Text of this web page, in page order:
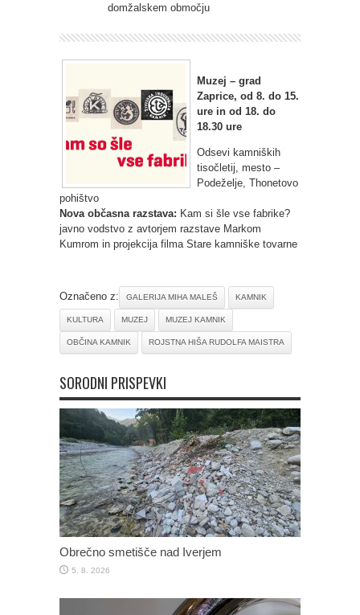
domžalskem območju
Muzej – grad
Zaprice, od 8. do 15.
ure in od 18. do
18.30 ure
Odsevi kamniških
tisočletij, mesto –
Podeželje, Thonetovo
pohištvo
Nova občasna razstava: Kam si šle vse fabrike?
javno vodstvo z avtorjem razstave Markom
Kumrom in projekcija filma Stare kamniške tovarne
Označeno z: GALERIJA MIHA MALEŠ KAMNIK
KULTURA MUZEJ MUZEJ KAMNIK
OBČINA KAMNIK ROJSTNA HIŠA RUDOLFA MAISTRA
SORODNI PRISPEVKI
Obrečno smetišče nad Iverjem
5. 8. 2026